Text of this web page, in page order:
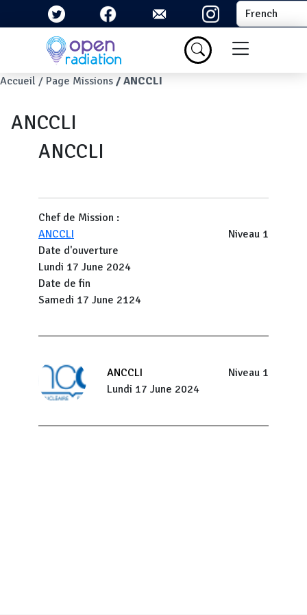
Aller au contenu principal Select your
Menu du
Fil d'Ariane
Accueil Page Missions ANCCLI
ANCCLI
ANCCLI
Chef de Mission :
ANCCLI
Niveau 1
Date d'ouverture
Lundi 17 June 2024
Date de fin
Samedi 17 June 2124
ANCCLI
Niveau 1
Lundi 17 June 2024